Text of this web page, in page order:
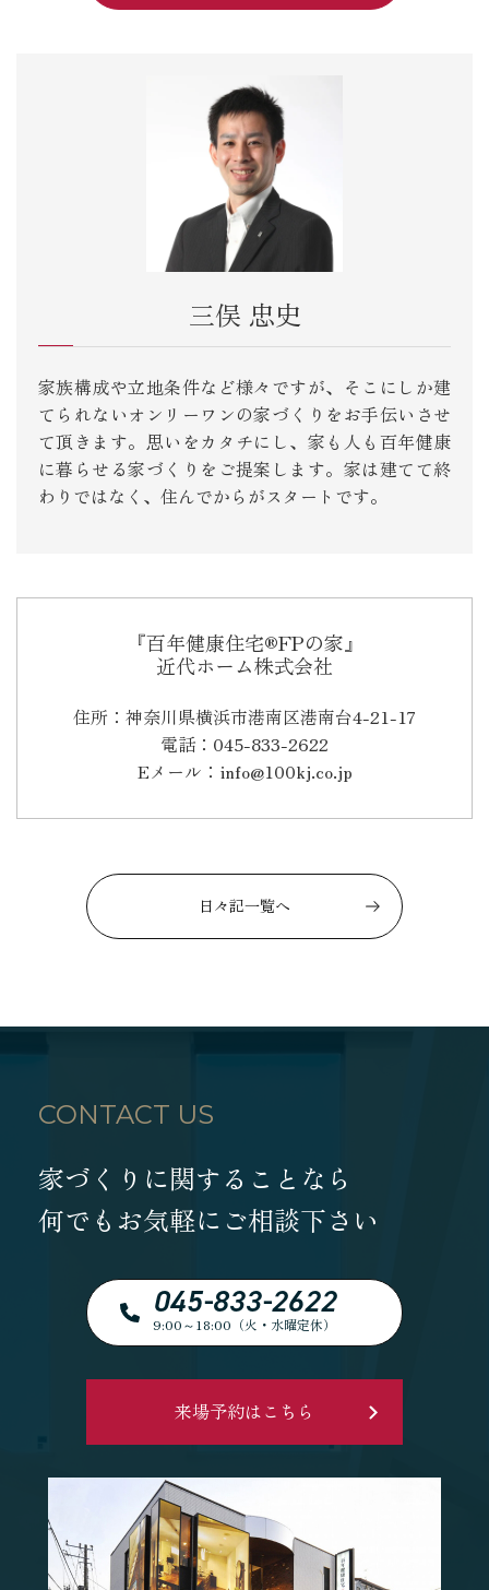
三俣 忠史
家族構成や立地条件など様々ですが、そこにしか建
てられないオンリーワンの家づくりをお手伝いさせ
て頂きます。思いをカタチにし、家も人も百年健康
に暮らせる家づくりをご提案します。家は建てて終
わりではなく、住んでからがスタートです。
『百年健康住宅®FPの家』
近代ホーム株式会社
住所：神奈川県横浜市港南区港南台4-21-17
電話：045-833-2622
Eメール：info@100kj.co.jp
日々記一覧へ
CONTACT US
家づくりに関することなら
何でもお気軽にご相談下さい
045-833-2622
9:00～18:00（火・水曜定休）
来場予約はこちら